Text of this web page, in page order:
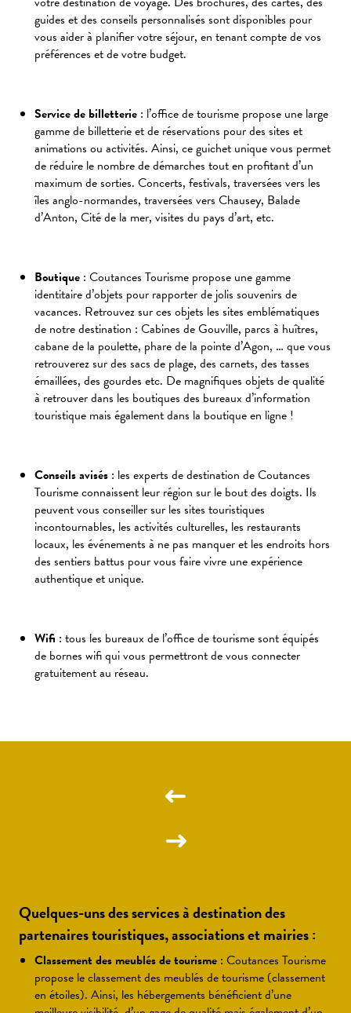
guides et des conseils personnalisés sont disponibles pour
vous aider à planifier votre séjour, en tenant compte de vos
préférences et de votre budget.
Service de billetterie : l’office de tourisme propose une large
gamme de billetterie et de réservations pour des sites et
animations ou activités. Ainsi, ce guichet unique vous permet
de réduire le nombre de démarches tout en profitant d’un
maximum de sorties. Concerts, festivals, traversées vers les
îles anglo-normandes, traversées vers Chausey, Balade
d’Anton, Cité de la mer, visites du pays d’art, etc.
Boutique : Coutances Tourisme propose une gamme
identitaire d’objets pour rapporter de jolis souvenirs de
vacances. Retrouvez sur ces objets les sites emblématiques
de notre destination : Cabines de Gouville, parcs à huîtres,
cabane de la poulette, phare de la pointe d’Agon, … que vous
retrouverez sur des sacs de plage, des carnets, des tasses
émaillées, des gourdes etc. De magnifiques objets de qualité
à retrouver dans les boutiques des bureaux d’information
touristique mais également dans la boutique en ligne !
Conseils avisés : les experts de destination de Coutances
Tourisme connaissent leur région sur le bout des doigts. Ils
peuvent vous conseiller sur les sites touristiques
incontournables, les activités culturelles, les restaurants
locaux, les événements à ne pas manquer et les endroits hors
des sentiers battus pour vous faire vivre une expérience
authentique et unique.
Wifi : tous les bureaux de l’office de tourisme sont équipés
de bornes wifi qui vous permettront de vous connecter
gratuitement au réseau.
Quelques-uns des services à destination des
partenaires touristiques, associations et mairies :
Classement des meublés de tourisme : Coutances Tourisme
propose le classement des meublés de tourisme (classement
en étoiles). Ainsi, les hébergements bénéficient d’une